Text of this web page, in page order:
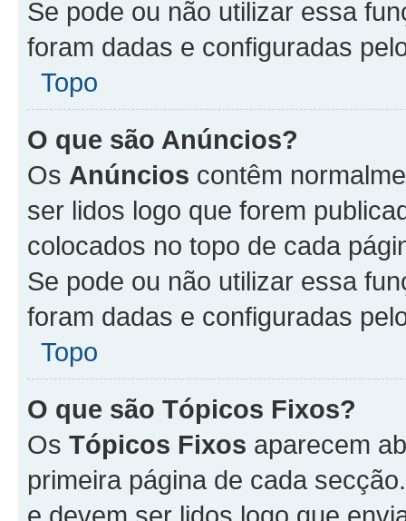
Se pode ou não utilizar essa
foram dadas e configuradas
Topo
O que são Anúncios?
Os Anúncios contêm
ser lidos logo que forem
colocados no topo de cada
Se pode ou não utilizar essa
foram dadas e configuradas
Topo
O que são Tópicos Fixos?
Os Tópicos Fixos aparecem
primeira página de cada